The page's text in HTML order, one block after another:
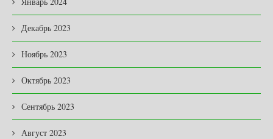
Декабрь 2023
Ноябрь 2023
Октябрь 2023
Сентябрь 2023
Август 2023